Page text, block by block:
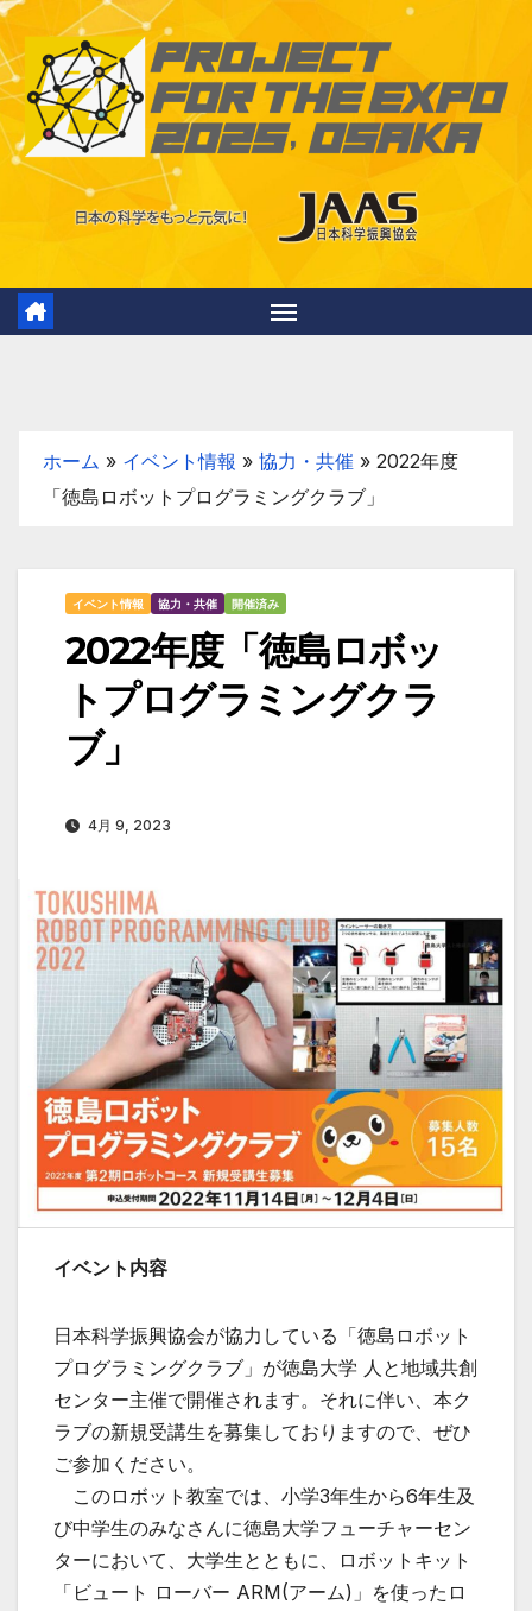
Skip
to
content
ホーム » イベント情報 » 協力・共催 » 2022年度
「徳島ロボットプログラミングクラブ」
イベント情報 協力・共催 開催済み
2022年度「徳島ロボッ
トプログラミングクラ
ブ」
4月 9, 2023
イベント内容
日本科学振興協会が協力している「徳島ロボット
プログラミングクラブ」が徳島大学 人と地域共創
センター主催で開催されます。それに伴い、本ク
ラブの新規受講生を募集しておりますので、ぜひ
ご参加ください。
このロボット教室では、小学3年生から6年生及
び中学生のみなさんに徳島大学フューチャーセン
ターにおいて、大学生とともに、ロボットキット
「ビュート ローバー ARM(アーム)」を使ったロ